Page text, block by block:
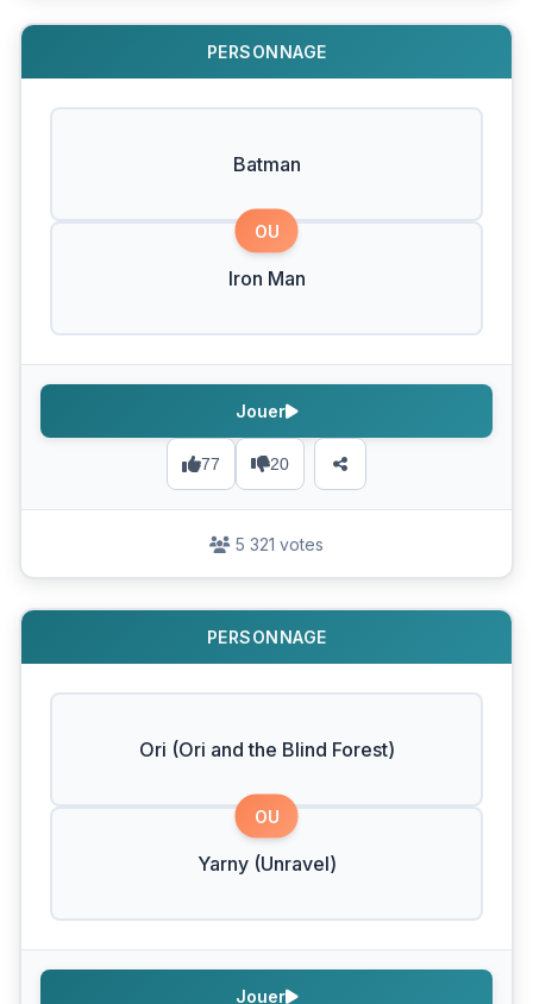
PERSONNAGE
Batman
OU
Iron Man
77 20
Jouer
5 321 votes
PERSONNAGE
Ori (Ori and the Blind Forest)
OU
Yarny (Unravel)
Jouer